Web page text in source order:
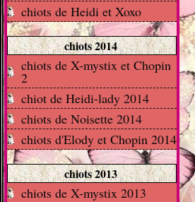
chiots de Heidi et Xoxo
chiots 2014
chiots de X-mystix et Chopin
2
chiot de Heidi-lady 2014
chiots de Noisette 2014
chiots d'Elody et Chopin 2014
chiots 2013
chiots de X-mystix 2013